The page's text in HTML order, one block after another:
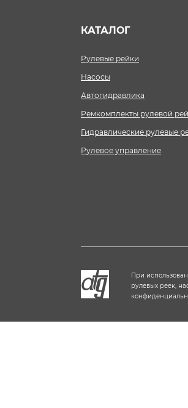
КАТАЛОГ
Рулевые рейки
Насосы
Автогидравлика
Ремкомплекты рулевой
Гидравлические рулевые
Рулевое управление
При
рулевых реек,